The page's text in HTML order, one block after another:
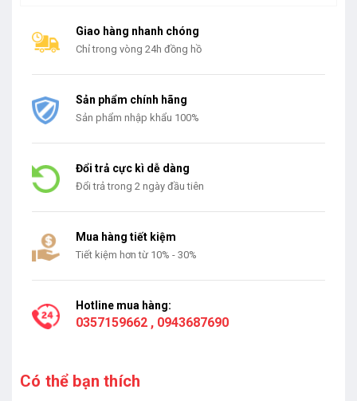
Giao hàng nhanh chóng
Chỉ trong vòng 24h đồng hồ
Sản phẩm chính hãng
Sản phẩm nhập khẩu 100%
Đổi trả cực kì dễ dàng
Đổi trả trong 2 ngày đầu tiên
Mua hàng tiết kiệm
Tiết kiệm hơn từ 10% - 30%
Hotline mua hàng:
0357159662 , 0943687690
Có thể bạn thích